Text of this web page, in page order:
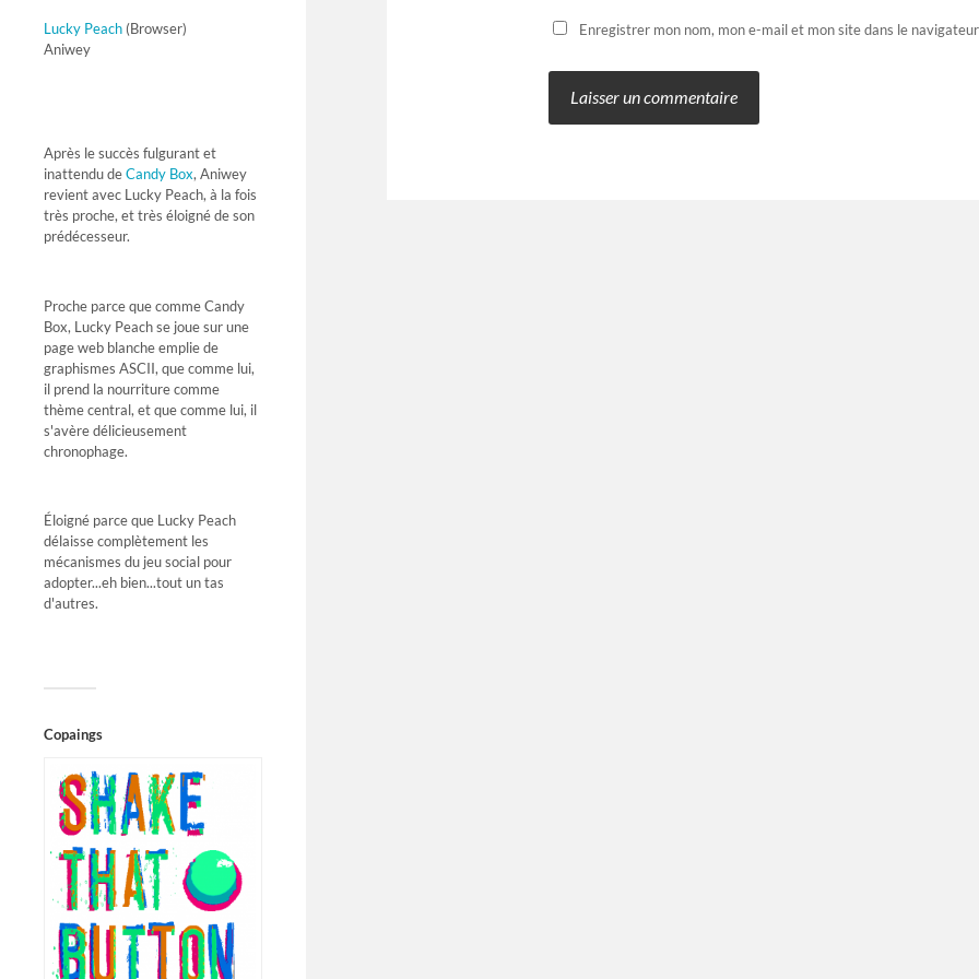
Lucky Peach (Browser)
Aniwey
Après le succès fulgurant et
inattendu deCandy Box, Aniwey
revient avec Lucky Peach, à la fois
très proche, et très éloigné de son
prédécesseur.
Proche parce que comme Candy
Box, Lucky Peach se joue sur une
page web blanche emplie de
graphismes ASCII, que comme lui,
il prend la nourriture comme
thème central, et que comme lui, il
s'avère délicieusement
chronophage.
Éloigné parce que Lucky Peach
délaisse complètement les
mécanismes du jeu social pour
adopter...eh bien...tout un tas
d'autres.
Copaings
Enregistrer mon nom, mon e-mail et mon site dans le